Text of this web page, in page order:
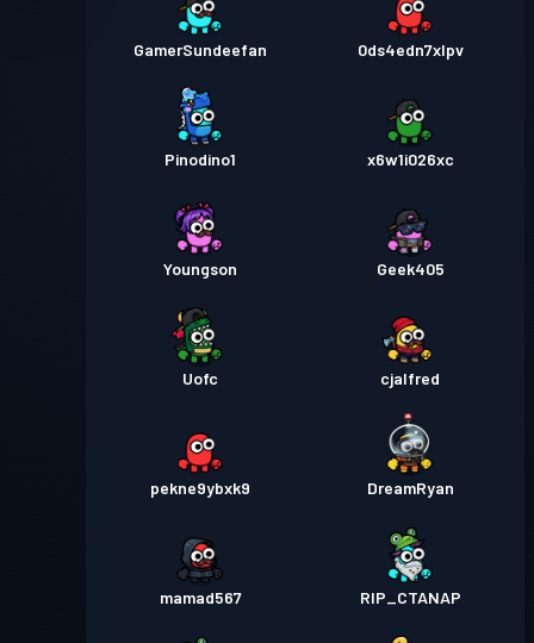
GamerSundeefan 0ds4edn7xlpv
Pinodino1 x6w1i026xc
Youngson Geek405
Uofc cjalfred
pekne9ybxk9 DreamRyan
mamad567 RIP_CTANAP